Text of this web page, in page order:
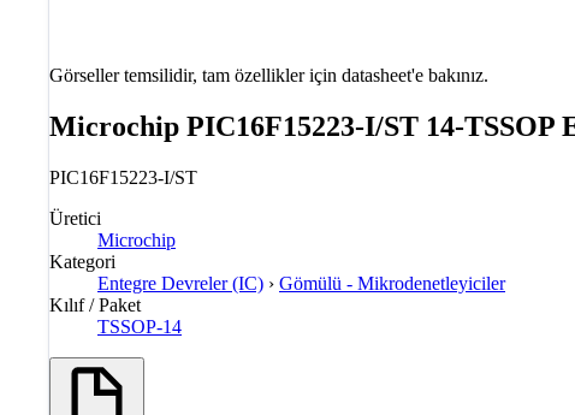
Görseller temsilidir, tam özellikler için datasheet'e bakınız.
Microchip PIC16F15223-I/ST 14-TSSOP
PIC16F15223-I/ST
Üretici
Microchip
Kategori
Entegre Devreler (IC) › Gömülü - Mikrodenetleyiciler
Kılıf / Paket
TSSOP-14